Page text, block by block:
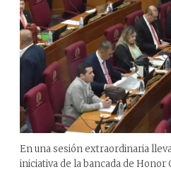
En una sesión extraordinaria
iniciativa de la bancada de